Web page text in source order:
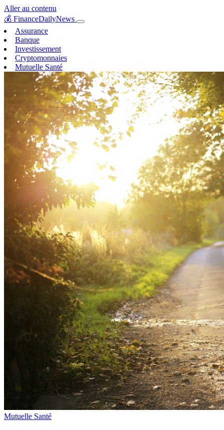
Aller au contenu
💰 FinanceDailyNews
Assurance
Banque
Investissement
Cryptomonnaies
Mutuelle Santé
Mutuelle Santé